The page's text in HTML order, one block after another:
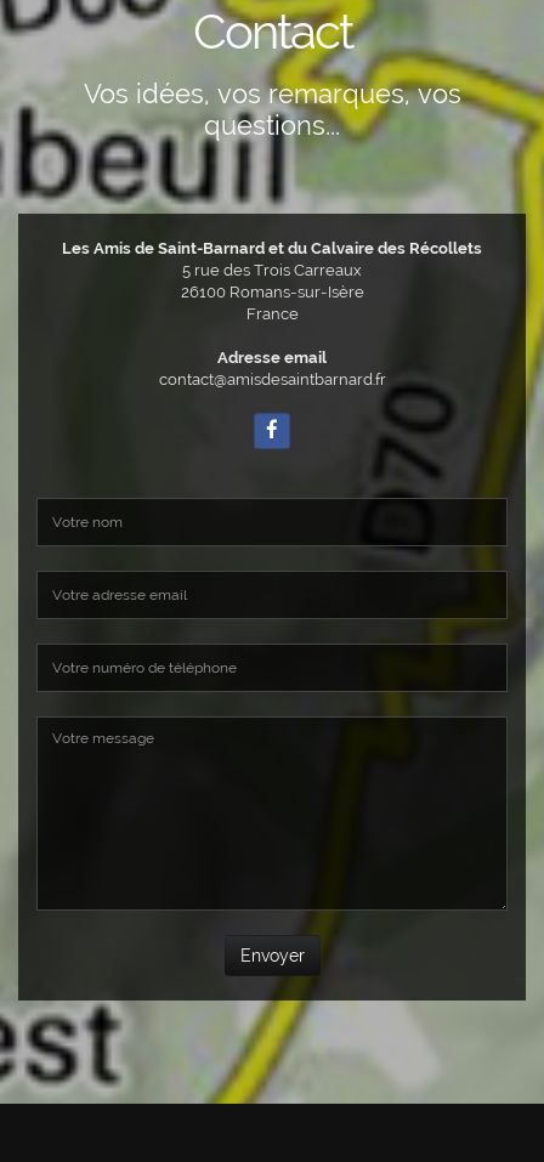
Contact
Vos idées, vos remarques, vos
questions...
Les Amis de Saint-Barnard et du Calvaire des Récollets
5 rue des Trois Carreaux
26100 Romans-sur-Isère
France
Adresse email
contact@amisdesaintbarnard.fr
Envoyer